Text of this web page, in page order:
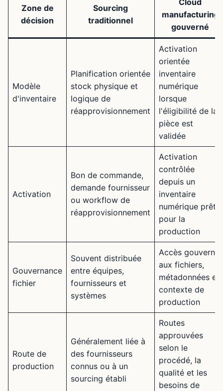
Zone de
décision
Sourcing
traditionnel
manufacturing
gouverné
Modèle
d'inventaire
Planification orientée
stock physique et
logique de
réapprovisionnement
Activation
orientée
inventaire
numérique
lorsque
l'éligibilité de la
pièce est
validée
Activation
Bon de commande,
demande fournisseur
ou workflow de
réapprovisionnement
Activation
contrôlée
depuis un
inventaire
numérique prêt
pour la
production
Gouvernance
fichier
Souvent distribuée
entre équipes,
fournisseurs et
systèmes
Accès gouverné
aux fichiers,
métadonnées et
contexte de
production
Route de
production
Généralement liée à
des fournisseurs
connus ou à un
sourcing établi
Routes
approuvées
selon le
procédé, la
qualité et les
besoins de